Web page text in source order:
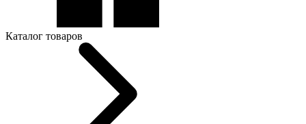
Каталог товаров